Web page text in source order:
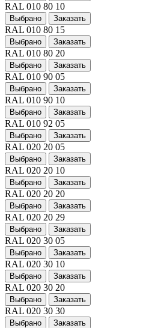
RAL 010 80 10
Выбрано Заказать
RAL 010 80 15
Выбрано Заказать
RAL 010 80 20
Выбрано Заказать
RAL 010 90 05
Выбрано Заказать
RAL 010 90 10
Выбрано Заказать
RAL 010 92 05
Выбрано Заказать
RAL 020 20 05
Выбрано Заказать
RAL 020 20 10
Выбрано Заказать
RAL 020 20 20
Выбрано Заказать
RAL 020 20 29
Выбрано Заказать
RAL 020 30 05
Выбрано Заказать
RAL 020 30 10
Выбрано Заказать
RAL 020 30 20
Выбрано Заказать
RAL 020 30 30
Выбрано Заказать